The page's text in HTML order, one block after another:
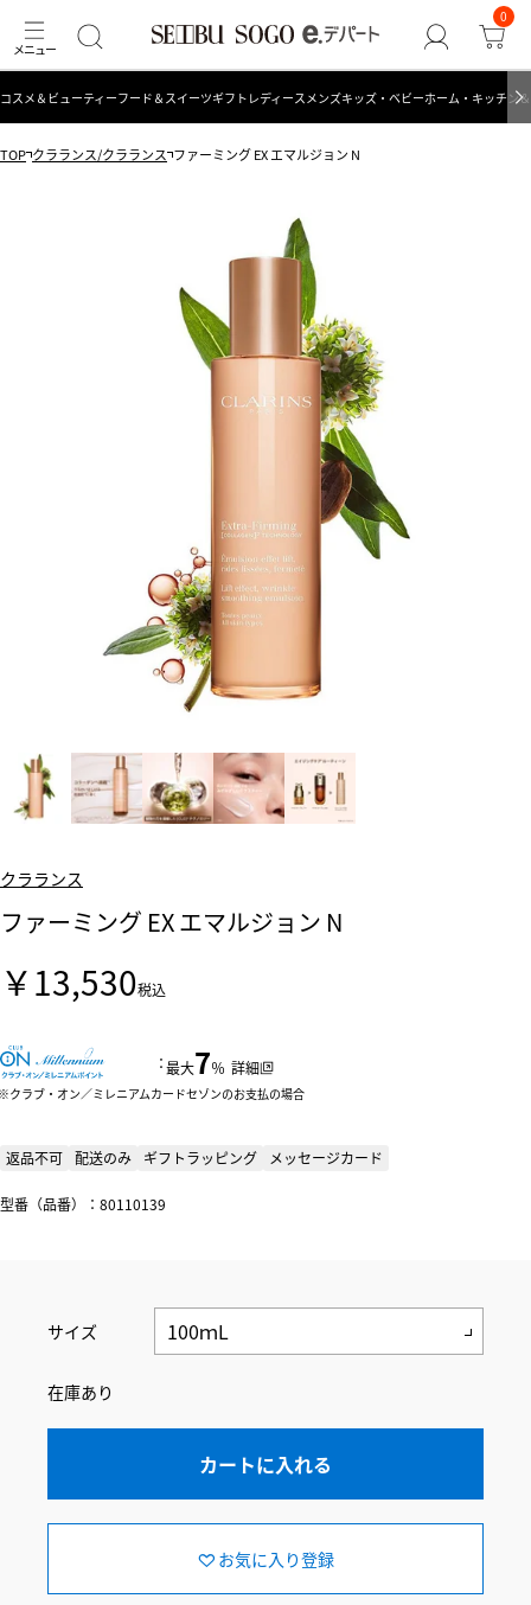
0
コスメ＆ビューティーフード＆スイーツギフト レディース メンズキッズ・ベビーホーム・キッチン
TOP クラランス/クラランス ファーミング EX エマルジョン N
クラランス
ファーミング EX エマルジョン N
￥13,530税込
：最大7％ 詳細
クラブ・オン／ミレニアムカードセゾンのお支払の場合
返品不可 配送のみ ギフトラッピング メッセージカード
型番（品番）：80110139
サイズ
在庫あり
カートに入れる
お気に入り登録